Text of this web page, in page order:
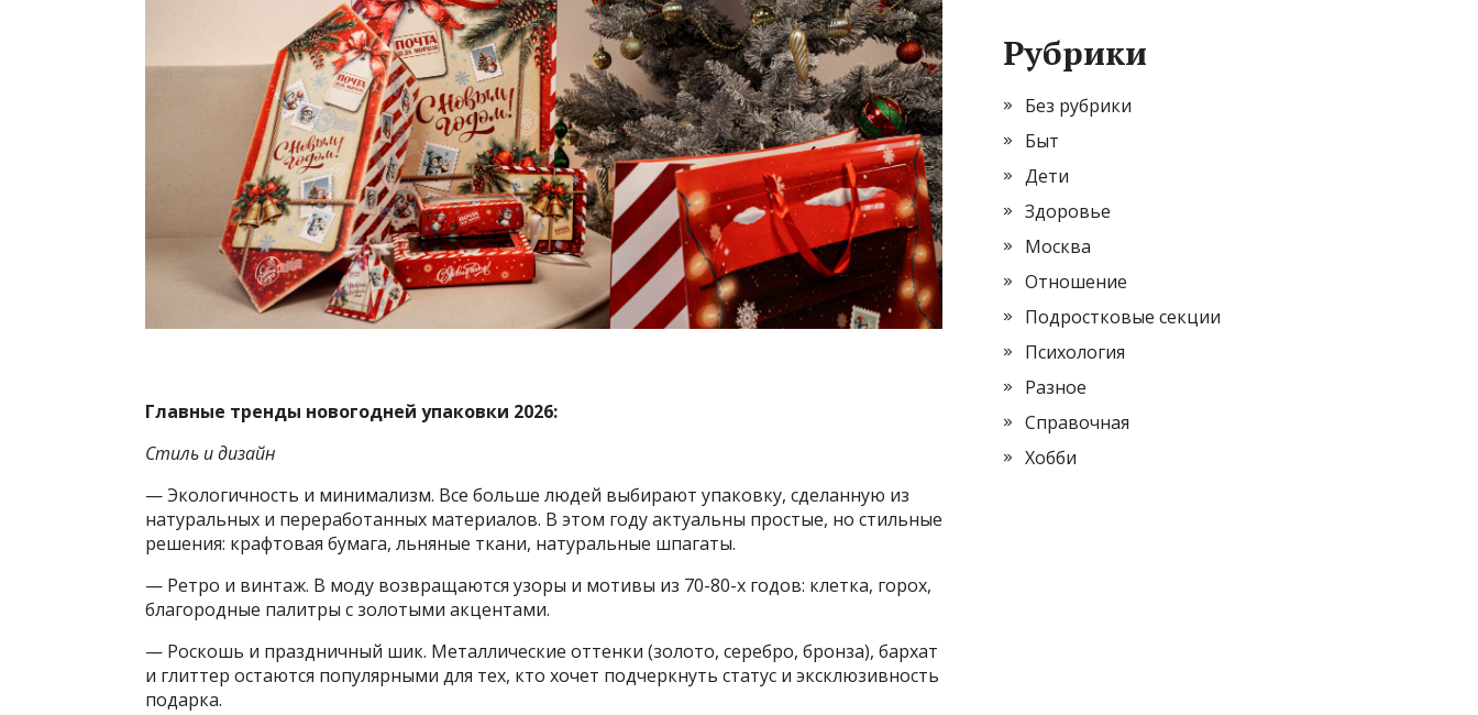
Главные тренды новогодней упаковки 2026:
Стиль и дизайн
— Экологичность и минимализм. Все больше людей выбирают упаковку, сделанную из
натуральных и переработанных материалов. В этом году актуальны простые, но стильные
решения: крафтовая бумага, льняные ткани, натуральные шпагаты.
— Ретро и винтаж. В моду возвращаются узоры и мотивы из 70-80-х годов: клетка, горох,
благородные палитры с золотыми акцентами.
— Роскошь и праздничный шик. Металлические оттенки (золото, серебро, бронза), бархат
и глиттер остаются популярными для тех, кто хочет подчеркнуть статус и эксклюзивность
подарка.
Рубрики
Без рубрики
Быт
Дети
Здоровье
Москва
Отношение
Подростковые секции
Психология
Разное
Справочная
Хобби